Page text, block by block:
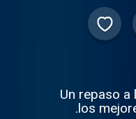
Un repaso
los